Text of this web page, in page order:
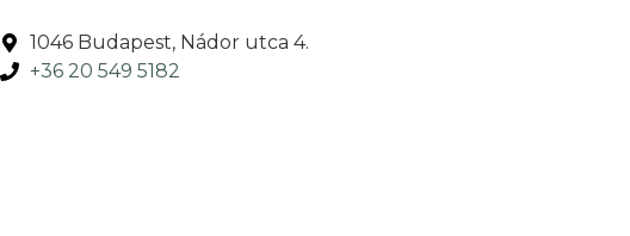
1046 Budapest, Nádor utca 4.
+36 20 549 5182